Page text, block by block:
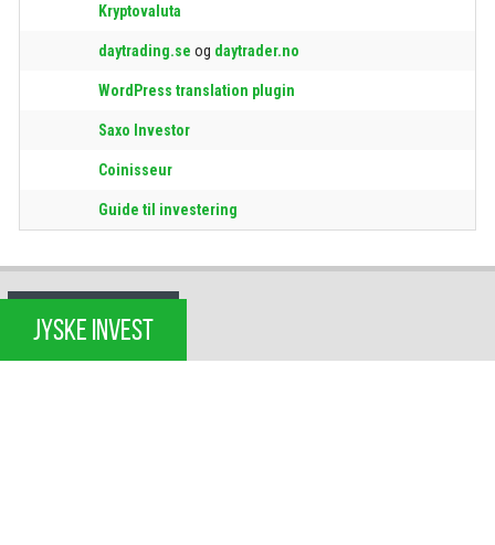
Kryptovaluta
daytrading.se og daytrader.no
WordPress translation plugin
Saxo Investor
Coinisseur
Guide til investering
JYSKE INVEST